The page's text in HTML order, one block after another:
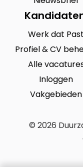
Werk dat Past
Profiel & CV
Alle
Inloggen
Vakgebieden
© 2026